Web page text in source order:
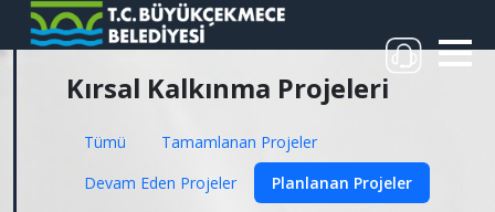
Kırsal Kalkınma Projeleri
Tümü
Tamamlanan Projeler
Devam Eden Projeler
Planlanan Projeler